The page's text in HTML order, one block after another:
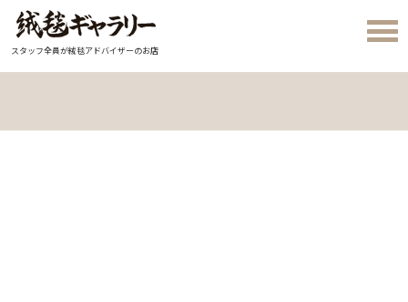
スタッフ全員が絨毯アドバイザーのお店